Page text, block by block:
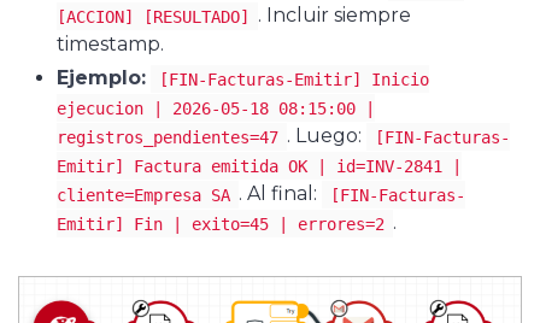
[ACCION] [RESULTADO]
. Incluir siempre
timestamp.
Ejemplo:
[FIN-Facturas-Emitir] Inicio
ejecucion | 2026-05-18 08:15:00 |
registros_pendientes=47 . Luego:
[FIN-Facturas-
Emitir] Factura emitida OK | id=INV-2841 |
cliente=Empresa SA . Al final:
[FIN-Facturas-
Emitir] Fin | exito=45 | errores=2 .